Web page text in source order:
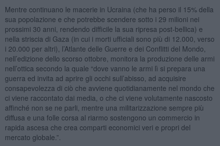
Mentre continuano le macerie in Ucraina (che ha perso il 15% della
sua popolazione e che potrebbe scendere sotto i 29 milioni nei
prossimi 30 anni, rendendo difficile la sua ripresa post-bellica) e
nella striscia di Gaza (in cui i morti ufficiali sono più di 12.000, verso
i 20.000 per altri), l’Atlante delle Guerre e dei Conflitti del Mondo,
nell’edizione dello scorso ottobre, monitora la produzione delle armi
nell’ottica secondo la quale “dove vanno le armi lì si prepara una
guerra ed invita ad aprire gli occhi sull’abisso, ad acquisire
consapevolezza di ciò che avviene quotidianamente nel mondo che
ci viene raccontato dai media, o che ci viene volutamente nascosto
affinché non se ne parli, mentre una militarizzazione sempre più
diffusa e una folle corsa al riarmo sostengono un commercio in
rapida ascesa che crea comparti economici veri e propri del
mercato globale.”.